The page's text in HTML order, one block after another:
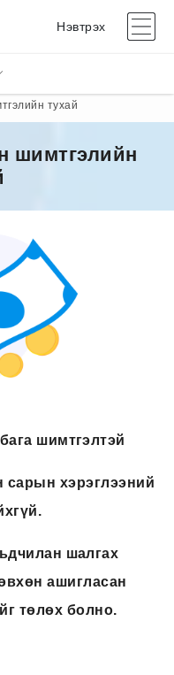
Нэвтрэх
тухай
шимтгэлийн
шимтгэлтэй
сарын хэрэглээний
шалгах
ашигласан
төлөх болно.